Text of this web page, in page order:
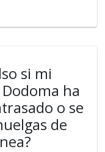
si mi
ha
o se
de